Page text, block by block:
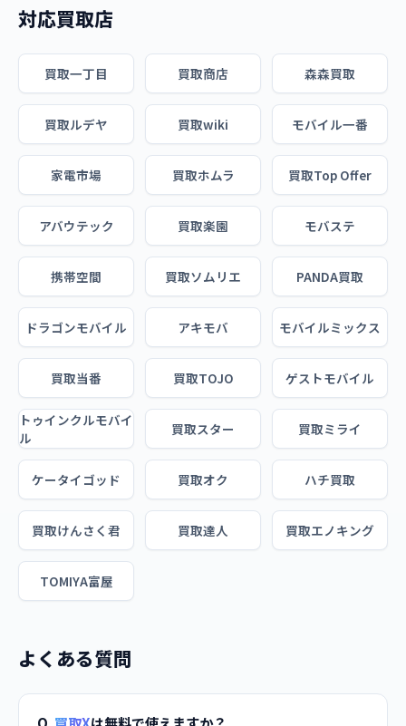
対応買取店
買取一丁目 買取商店 森森買取
買取ルデヤ 買取wiki モバイル一番
家電市場 買取ホムラ 買取Top Offer
アバウテック 買取楽園 モバステ
携帯空間 買取ソムリエ PANDA買取
ドラゴンモバイル アキモバ モバイルミックス
買取当番 買取TOJO ゲストモバイル
トゥインクルモバイ
ル
買取スター 買取ミライ
ケータイゴッド 買取オク ハチ買取
買取けんさく君 買取達人 買取エノキング
TOMIYA富屋
よくある質問